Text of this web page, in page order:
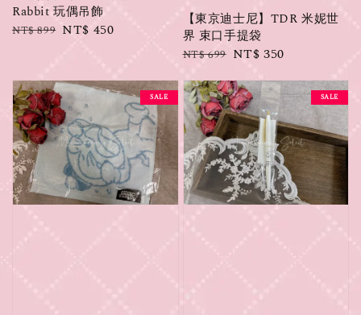
Rabbit 玩偶吊飾
Regular
NT$ 899 Sale
NT$ 450
【東京迪士尼】TDR 米妮世
界 束口手提袋
Regular
NT$ 699 Sale
NT$ 350
SALE SALE